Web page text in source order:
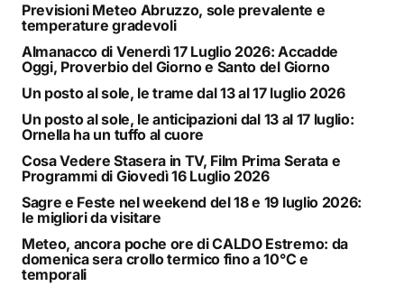
Previsioni Meteo Abruzzo, sole prevalente e
temperature gradevoli
Almanacco di Venerdì 17 Luglio 2026: Accadde
Oggi, Proverbio del Giorno e Santo del Giorno
Un posto al sole, le trame dal 13 al 17 luglio 2026
Un posto al sole, le anticipazioni dal 13 al 17 luglio:
Ornella ha un tuffo al cuore
Cosa Vedere Stasera in TV, Film Prima Serata e
Programmi di Giovedì 16 Luglio 2026
Sagre e Feste nel weekend del 18 e 19 luglio 2026:
le migliori da visitare
Meteo, ancora poche ore di CALDO Estremo: da
domenica sera crollo termico fino a 10°C e
temporali